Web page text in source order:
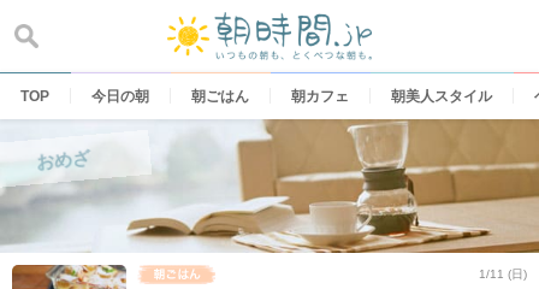
content
TOP 今日の朝 朝ごはん 朝カフェ 朝美人スタイル
おめざ
1/11 (日)